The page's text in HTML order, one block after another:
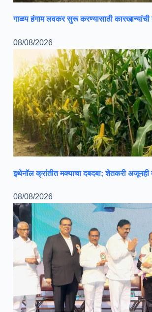
गाळप हंगाम लवकर सुरू करण्यासाठी कारखान्यांची
08/08/2026
इथेनॉल क्रांतीत मक्याचा दबदबा; शेतकरी अजूनही
08/08/2026